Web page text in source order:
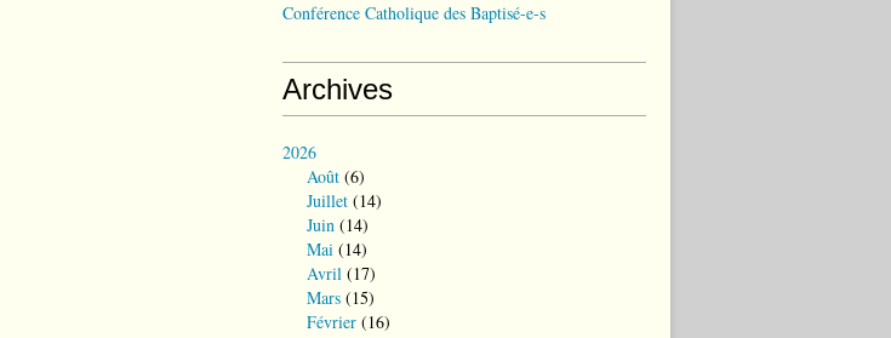
Conférence Catholique des Baptisé-e-s
Archives
2026
Août (6)
Juillet (14)
Juin (14)
Mai (14)
Avril (17)
Mars (15)
Février (16)